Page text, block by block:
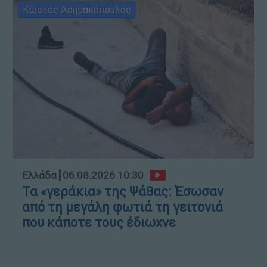
Κώστας Ασημακόπουλος
Ελλάδα┋06.08.2026 10:30
Τα «γεράκια» της Ψάθας: Έσωσαν
από τη μεγάλη φωτιά τη γειτονιά
που κάποτε τους έδιωχνε